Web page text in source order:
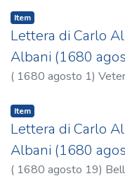
Item
Lettera di Carlo
Albani (1680
( 1680 agosto 1)
Item
Lettera di Carlo
Albani (1680
( 1680 agosto 19)